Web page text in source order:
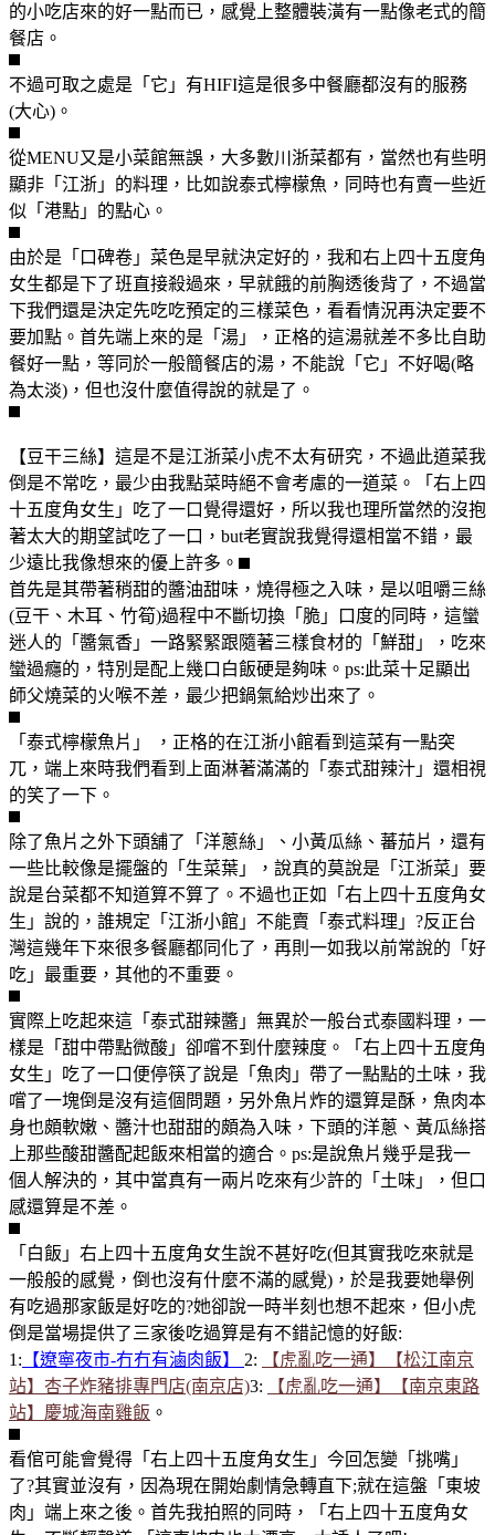
的小吃店來的好一點而已，感覺上整體裝潢有一點像老式的簡
餐店。
不過可取之處是「它」有HIFI這是很多中餐廳都沒有的服務
(大心)。
從MENU又是小菜館無誤，大多數川浙菜都有，當然也有些明
顯非「江浙」的料理，比如說泰式檸檬魚，同時也有賣一些近
似「港點」的點心。
由於是「口碑卷」菜色是早就決定好的，我和右上四十五度角
女生都是下了班直接殺過來，早就餓的前胸透後背了，不過當
下我們還是決定先吃吃預定的三樣菜色，看看情況再決定要不
要加點。首先端上來的是「湯」，正格的這湯就差不多比自助
餐好一點，等同於一般簡餐店的湯，不能說「它」不好喝(略
為太淡)，但也沒什麼值得說的就是了。
【豆干三絲】這是不是江浙菜小虎不太有研究，不過此道菜我
倒是不常吃，最少由我點菜時絕不會考慮的一道菜。「右上四
十五度角女生」吃了一口覺得還好，所以我也理所當然的沒抱
著太大的期望試吃了一口，but老實說我覺得還相當不錯，最
少遠比我像想來的優上許多。
首先是其帶著稍甜的醬油甜味，燒得極之入味，是以咀嚼三絲
(豆干、木耳、竹筍)過程中不斷切換「脆」口度的同時，這蠻
迷人的「醬氣香」一路緊緊跟隨著三樣食材的「鮮甜」，吃來
蠻過癮的，特別是配上幾口白飯硬是夠味。ps:此菜十足顯出
師父燒菜的火喉不差，最少把鍋氣給炒出來了。
「泰式檸檬魚片」 ，正格的在江浙小館看到這菜有一點突
兀，端上來時我們看到上面淋著滿滿的「泰式甜辣汁」還相視
的笑了一下。
除了魚片之外下頭舖了「洋蔥絲」、小黃瓜絲、蕃茄片，還有
一些比較像是擺盤的「生菜葉」，說真的莫說是「江浙菜」要
說是台菜都不知道算不算了。不過也正如「右上四十五度角女
生」說的，誰規定「江浙小館」不能賣「泰式料理」?反正台
灣這幾年下來很多餐廳都同化了，再則一如我以前常說的「好
吃」最重要，其他的不重要。
實際上吃起來這「泰式甜辣醬」無異於一般台式泰國料理，一
樣是「甜中帶點微酸」卻嚐不到什麼辣度。「右上四十五度角
女生」吃了一口便停筷了說是「魚肉」帶了一點點的土味，我
嚐了一塊倒是沒有這個問題，另外魚片炸的還算是酥，魚肉本
身也頗軟嫩、醬汁也甜甜的頗為入味，下頭的洋蔥、黃瓜絲搭
上那些酸甜醬配起飯來相當的適合。ps:是說魚片幾乎是我一
個人解決的，其中當真有一兩片吃來有少許的「土味」，但口
感還算是不差。
「白飯」右上四十五度角女生說不甚好吃(但其實我吃來就是
一般般的感覺，倒也沒有什麼不滿的感覺)，於是我要她舉例
有吃過那家飯是好吃的?她卻說一時半刻也想不起來，但小虎
倒是當場提供了三家後吃過算是有不錯記憶的好飯:
1: 【遼寧夜市-冇冇有滷肉飯】 2:
【虎亂吃一通】【松江南京
站】杏子炸豬排專門店(南京店)3:
【虎亂吃一通】【南京東路
站】慶城海南雞飯 。
看倌可能會覺得「右上四十五度角女生」今回怎變「挑嘴」
了?其實並沒有，因為現在開始劇情急轉直下;就在這盤「東坡
肉」端上來之後。首先我拍照的同時，「右上四十五度角女